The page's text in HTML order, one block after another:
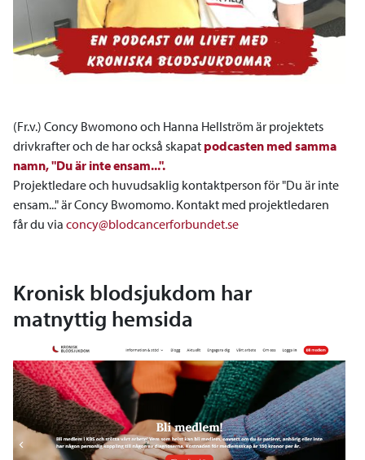
(Fr.v.) Concy Bwomono och Hanna Hellström är projektets
drivkrafter och de har också skapat podcasten med samma
namn, "Du är inte ensam...".
Projektledare och huvudsaklig kontaktperson för "Du är inte
ensam..." är Concy Bwomomo. Kontakt med projektledaren
får du via concy@blodcancerforbundet.se
Kronisk blodsjukdom har
matnyttig hemsida